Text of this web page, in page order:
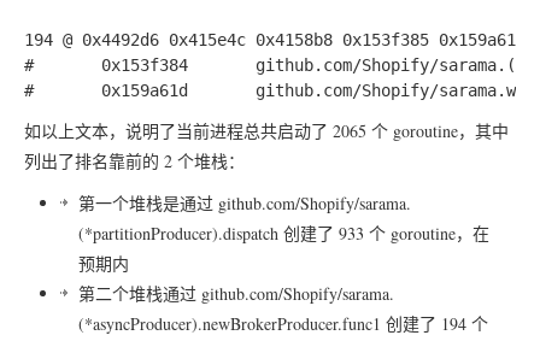
194 @ 0x4492d6 0x415e4c 0x4158b8 0x153f385 0x159a61e
#       0x153f384       github.com/Shopify/
如以上文本，说明了当前进程总共启动了 2065 个 goroutine，其中
列出了排名靠前的 2 个堆栈：
第一个堆栈是通过 github.com/Shopify/sarama.
(*partitionProducer).dispatch 创建了 933 个 goroutine，在
预期内
第二个堆栈通过 github.com/Shopify/sarama.
(*asyncProducer).newBrokerProducer.func1 创建了 194 个